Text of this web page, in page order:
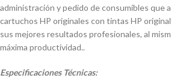
administración y pedido de consumibles que
cartuchos HP originales con tintas HP
sus mejores resultados profesionales, al
máxima productividad..
Especificaciones Técnicas: